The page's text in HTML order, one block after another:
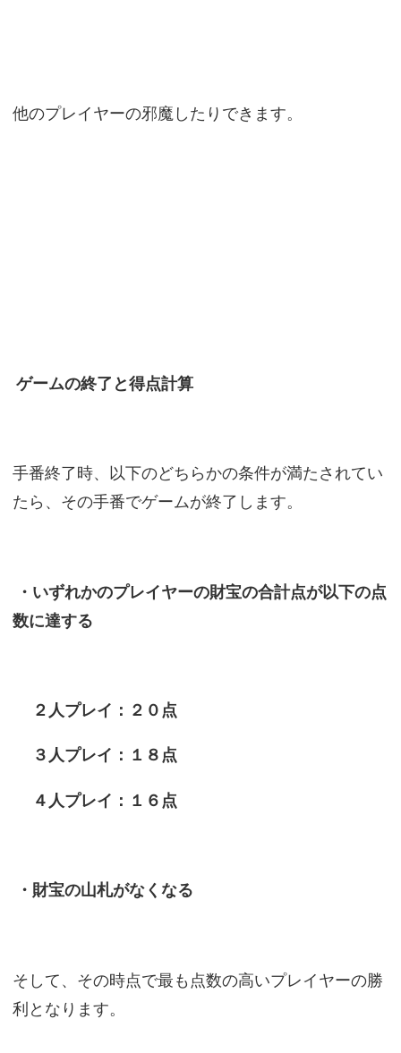
他のプレイヤーの邪魔したりできます。
ゲームの終了と得点計算
手番終了時、以下のどちらかの条件が満たされてい
たら、その手番でゲームが終了します。
・いずれかのプレイヤーの財宝の合計点が以下の点
数に達する
２人プレイ：２０点
３人プレイ：１８点
４人プレイ：１６点
・財宝の山札がなくなる
そして、その時点で最も点数の高いプレイヤーの勝
利となります。